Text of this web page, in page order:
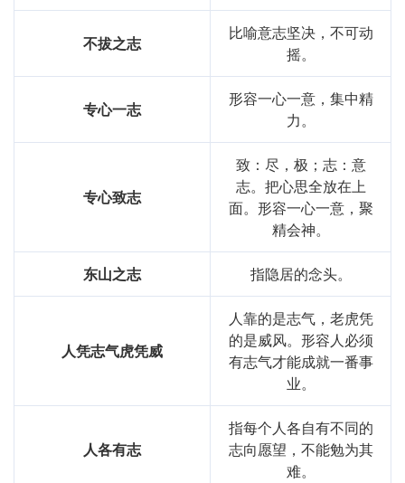
不拔之志
比喻意志坚决，不可动
摇。
专心一志
形容一心一意，集中精
力。
专心致志
致：尽，极；志：意
志。把心思全放在上
面。形容一心一意，聚
精会神。
东山之志 指隐居的念头。
人凭志气虎凭威
人靠的是志气，老虎凭
的是威风。形容人必须
有志气才能成就一番事
业。
人各有志
指每个人各自有不同的
志向愿望，不能勉为其
难。